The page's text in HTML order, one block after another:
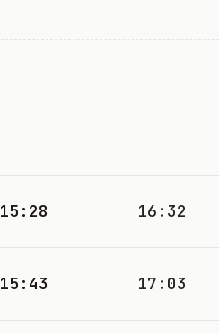
15:28 16:32
15:43 17:03